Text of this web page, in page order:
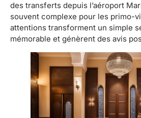
des transferts depuis l’aéroport
souvent complexe pour les primo-
attentions transforment un simple
mémorable et génèrent des avis